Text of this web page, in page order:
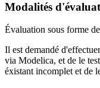
Modalités
Évaluation sous forme
Il est demandé
via Modelica, et de le
éxistant incomplet et de